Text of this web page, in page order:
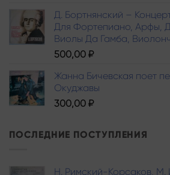
Д. Бортнянский –
Для Фортепиано, Арфы,
Виолы Да Гамба,
500,00 ₽
Жанна Бичевская поет
Окуджавы
300,00 ₽
ПОСЛЕДНИЕ ПОСТУПЛЕНИЯ
Н. Римский-Корсаков, М.